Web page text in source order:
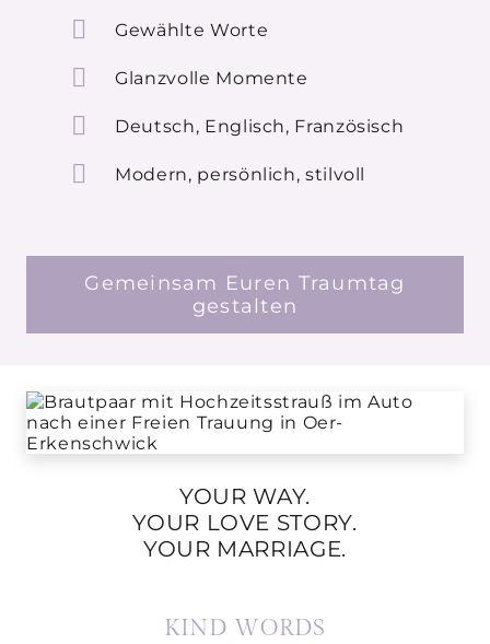
Gewählte Worte
Glanzvolle Momente
Deutsch, Englisch, Französisch
Modern, persönlich, stilvoll
Gemeinsam Euren Traumtag
gestalten
YOUR WAY.
YOUR LOVE STORY.
YOUR MARRIAGE.
KIND WORDS